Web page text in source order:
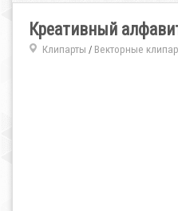
Креативный
Клипарты / Векторные